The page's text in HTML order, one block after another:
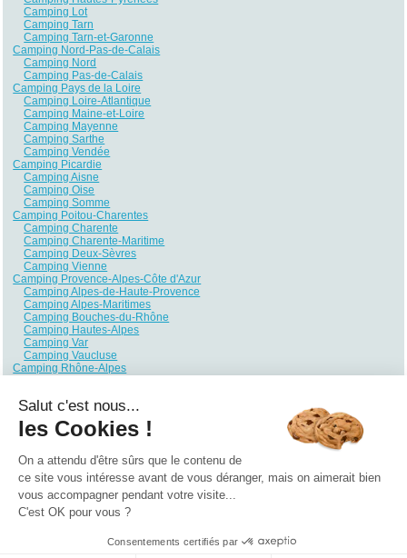
Camping Lot
Camping Tarn
Camping Tarn-et-Garonne
Camping Nord-Pas-de-Calais
Camping Nord
Camping Pas-de-Calais
Camping Pays de la Loire
Camping Loire-Atlantique
Camping Maine-et-Loire
Camping Mayenne
Camping Sarthe
Camping Vendée
Camping Picardie
Camping Aisne
Camping Oise
Camping Somme
Camping Poitou-Charentes
Camping Charente
Camping Charente-Maritime
Camping Deux-Sèvres
Camping Vienne
Camping Provence-Alpes-Côte d'Azur
Camping Alpes-de-Haute-Provence
Camping Alpes-Maritimes
Camping Bouches-du-Rhône
Camping Hautes-Alpes
Camping Var
Camping Vaucluse
Camping Rhône-Alpes
Camping Drôme
Camping Haute-Savoie
Camping Isère
Camping Rhône
Camping Savoie
Qui sommes nous ? |Contactez-nous
Salut c'est nous...
les Cookies !
On a attendu d'être sûrs que le contenu de
ce site vous intéresse avant de vous déranger, mais on aimerait bien
vous accompagner pendant votre visite...
C'est OK pour vous ?
Consentements certifiés par